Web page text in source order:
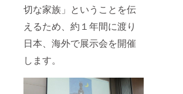
切な家族」ということを伝
えるため、約１年間に渡り
日本、海外で展示会を開催
します。